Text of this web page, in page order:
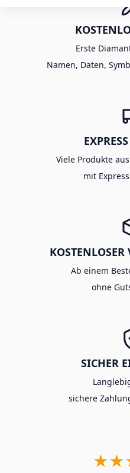
Erste
Namen, Daten,
Viele Produkte
mit
Ab einem
ohne
SICHER
sichere